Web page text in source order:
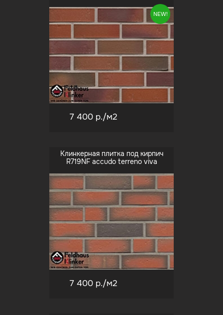
7 400 р./м2
NEW!
Клинкерная плитка под кирпич
R719NF accudo terreno viva
7 400 р./м2